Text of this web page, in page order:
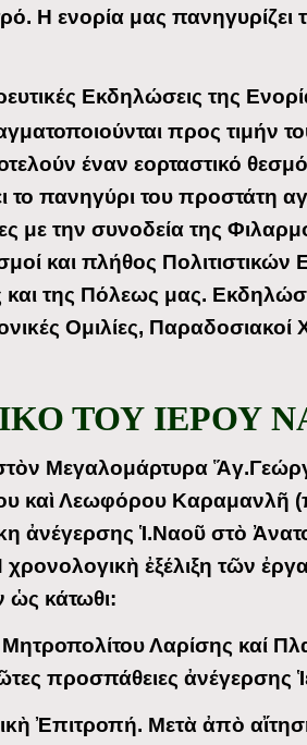
Η ενορία μας πανηγυρίζει
Εκδηλώσεις της
προς τιμήν
έναν εορταστικό
το πανηγύρι του προστάτη
με την συνοδεία της
και πλήθος
και της Πόλεως μας.
Ομιλίες, Παραδοσιακοί
ΤΟΥ ΙΕΡΟΥ
Μεγαλομάρτυρα
καὶ Λεωφόρου Καραμανλῆ
Ἱ.Ναοῦ στὸ
ἐξέλιξη τῶν
ὡς κάτωθι:
Λαρίσης καί
προσπάθειες ἀνέγερσης
Ἐπιτροπή. Μετὰ ἀπὸ